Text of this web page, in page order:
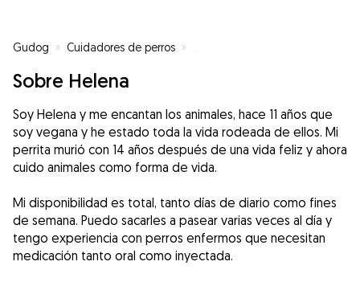
Gudog » Cuidadores de perros »
Sobre Helena
Soy Helena y me encantan los animales, hace 11 años que
soy vegana y he estado toda la vida rodeada de ellos. Mi
perrita murió con 14 años después de una vida feliz y ahora
cuido animales como forma de vida.
Mi disponibilidad es total, tanto días de diario como fines
de semana. Puedo sacarles a pasear varias veces al día y
tengo experiencia con perros enfermos que necesitan
medicación tanto oral como inyectada.